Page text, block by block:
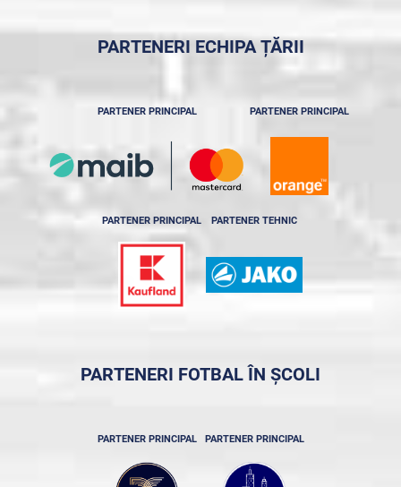
PARTENERI ECHIPA ȚĂRII
PARTENER PRINCIPAL PARTENER PRINCIPAL
PARTENER PRINCIPAL PARTENER TEHNIC
PARTENERI FOTBAL ÎN ȘCOLI
PARTENER PRINCIPAL PARTENER PRINCIPAL